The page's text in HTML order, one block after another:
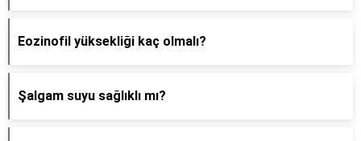
Eozinofil yüksekliği kaç olmalı?
Şalgam suyu sağlıklı mı?